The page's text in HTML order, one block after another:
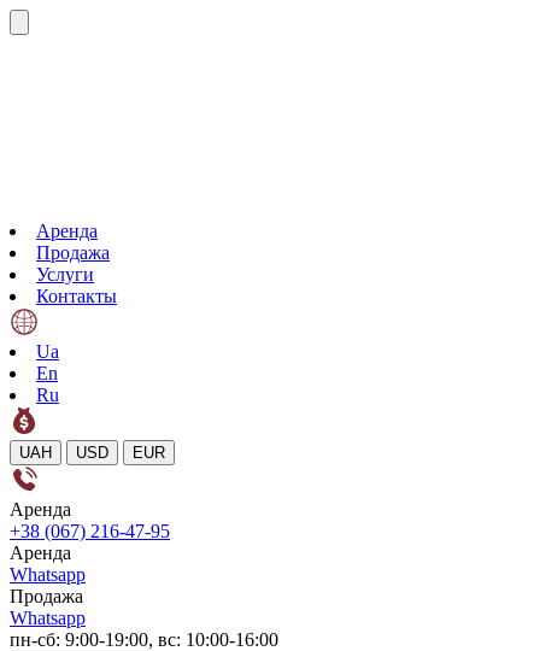
Аренда
Продажа
Услуги
Контакты
Ua
En
Ru
UAH USD EUR
Аренда
+38 (067) 216-47-95
Аренда
Whatsapp
Продажа
Whatsapp
пн-сб: 9:00-19:00, вс: 10:00-16:00